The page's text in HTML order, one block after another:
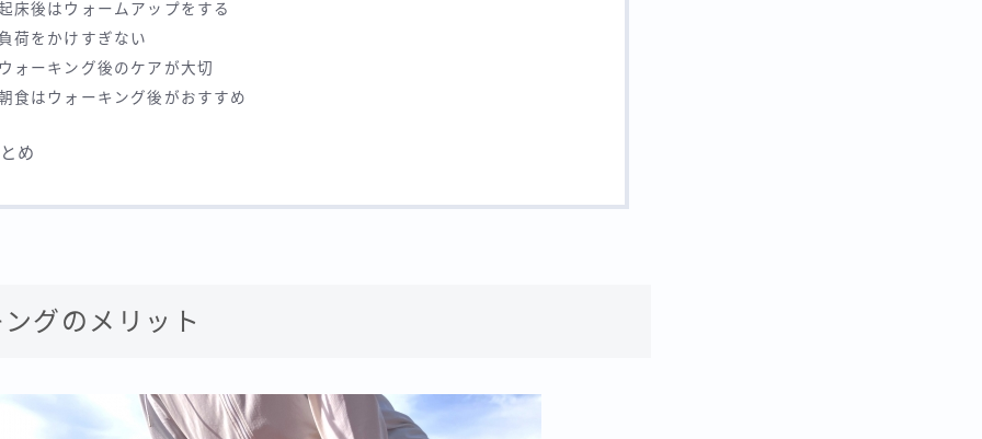
床後はウォームアップをする
荷をかけすぎない
ォーキング後のケアが大切
食はウォーキング後がおすすめ
め
グのメリット